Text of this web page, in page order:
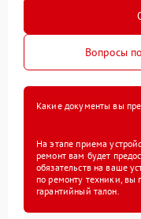
Вопросы
Какие документы вы
На этапе приема
ремонт вам будет
обязательств на ваше
по ремонту техники, вы
гарантийный талон.